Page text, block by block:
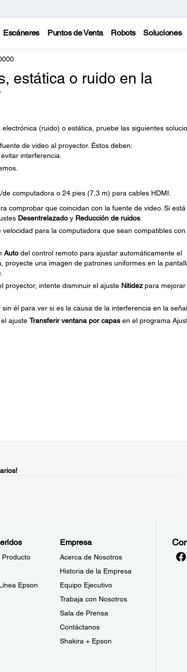
Escáneres Puntos de Venta Robots Soluciones
estática o ruido en la
(ruido) o estática, pruebe las siguientes
de video al proyector. Éstos deben:
interferencia.
computadora o 24 pies (7,3 m) para cables HDMI.
comprobar que coincidan con la fuente de video. Si está
Desentrelazadoy Reducción de ruidos.
para la computadora que sean compatibles con
Autodel control remoto para ajustar automáticamente el
proyecte una imagen de patrones uniformes en la
.
proyector, intente disminuir el ajuste Nitidezpara mejorar
él para ver si es la causa de la interferencia en la señal.
ajuste Transferir ventana por capasen el programa
Producto
Epson
Empresa
Acerca de Nosotros
Historia de la Empresa
Equipo Ejecutivo
Trabaja con Nosotros
Sala de Prensa
Contáctanos
Shakira + Epson